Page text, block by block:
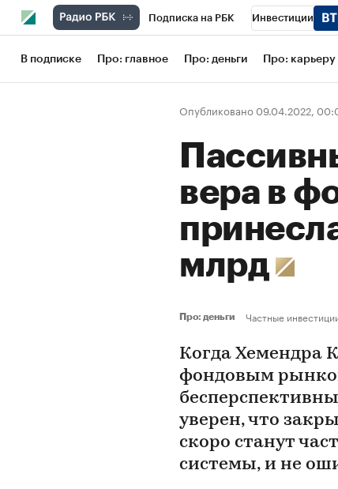
Подписка на РБК Инвестиции
Школа управления РБК РБК
Рынок наличной валюты
В подписке Про: главное Про: деньги Про: карьеру
Опубликовано 09.04.2022,
вера в
млрд
Про: деньги Частные
Когда Хемендра
фондовым
уверен, что
скоро станут
системы, и не